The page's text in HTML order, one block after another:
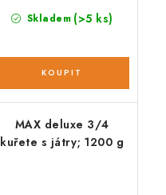
Skladem (>5 ks)
MAX deluxe 3/4
kuřete s játry; 1200 g